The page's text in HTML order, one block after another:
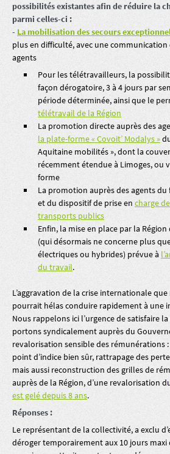
possibilités existantes afin de réduire la
parmi celles-ci :
- La mobilisation des secours
plus en difficulté, avec une
agents
Pour les télétravailleurs, la
façon dérogatoire, 3 à 4 jours par
période déterminée, ainsi que le
télétravail de la Région
La promotion directe auprès des
la plate-forme « Covoit’ Modalys »
Aquitaine mobilités », dont la
récemment étendue à Limoges, ou
forme
La promotion auprès des agents
et du dispositif de prise en charge
transports publics
Enfin, la mise en place par la
(qui désormais ne concerne plus
électriques ou hybrides) prévue à
du travail.
L’aggravation de la crise internationale
pourrait hélas conduire rapidement à une
Nous rappelons ici l’urgence de satisfaire
portons syndicalement auprès du
revalorisation sensible des rémunérations
point d’indice bien sûr, rattrapage des
mais aussi reconstruction des grilles de
auprès de la Région, d’une revalorisation
est gelé depuis 8 ans.
Réponses :
Le représentant de la collectivité, a exclu
déroger temporairement aux 10 jours